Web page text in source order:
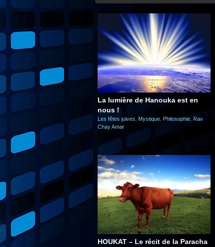
La lumière de Hanouka est en
nous !
Les fêtes juives Mystique Philosophie Rav
Chay Amar
HOUKAT – Le récit de la Paracha